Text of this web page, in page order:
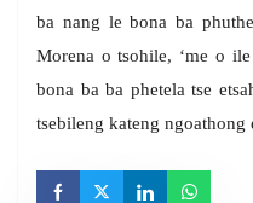
ba nang le bona ba
Morena o tsohile, ‘me o
bona ba ba phetela tse
tsebileng kateng ngoathong